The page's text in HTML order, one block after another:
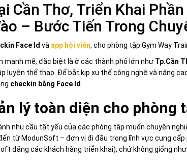
Cần Thơ, Triển Khai
– Bước Tiến Trong
Face Id và app hội viên, cho phòng tập Gym Way
mạnh mẽ, đặc biệt là ở các thành phố lớn như Tp.Cần
thể thao. Để bắt kịp xu thế công nghệ và nâng
checkin bằng Face Id
lý toàn diện cho phòng
nhu cầu tất yếu của các phòng tập muốn chuyên
từ ModunSoft – đơn vị đi đầu trong lĩnh vực cung
đăng các khách hàng triển khai), chứ không giống